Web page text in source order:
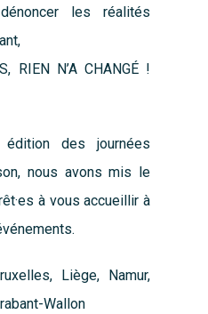
les réalités
RIEN N’A CHANGÉ !
des journées
nous avons mis le
à vous accueillir à
Liège, Namur,
Wallon